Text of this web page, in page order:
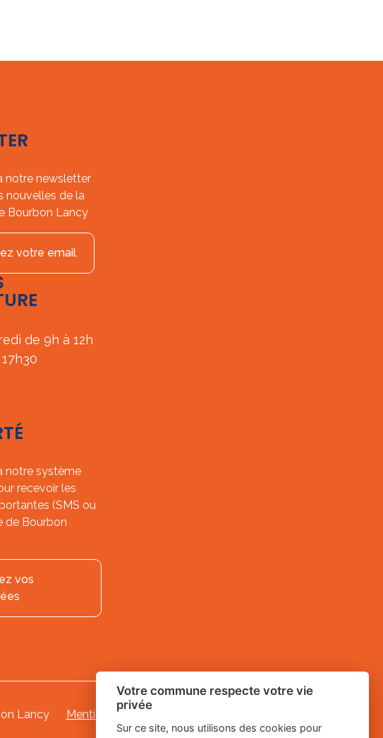
notre newsletter
nouvelles de la
Bourbon Lancy
votre email
de 9h à 12h
notre système
recevoir les
(SMS ou
de Bourbon
vos
Lancy Mentions légales
Votre commune respecte votre vie
privée
Sur ce site, nous utilisons des cookies pour